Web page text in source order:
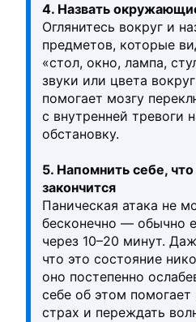
4. Назвать
Оглянитесь вокруг и
предметов, которые
«стол, окно, лампа,
звуки или цвета
помогает мозгу
с внутренней тревоги
обстановку.
5. Напомнить себе,
закончится
Паническая атака не
бесконечно — обычно
через 10–20 минут.
что это состояние
оно постепенно
себе об этом помогает
страх и переждать